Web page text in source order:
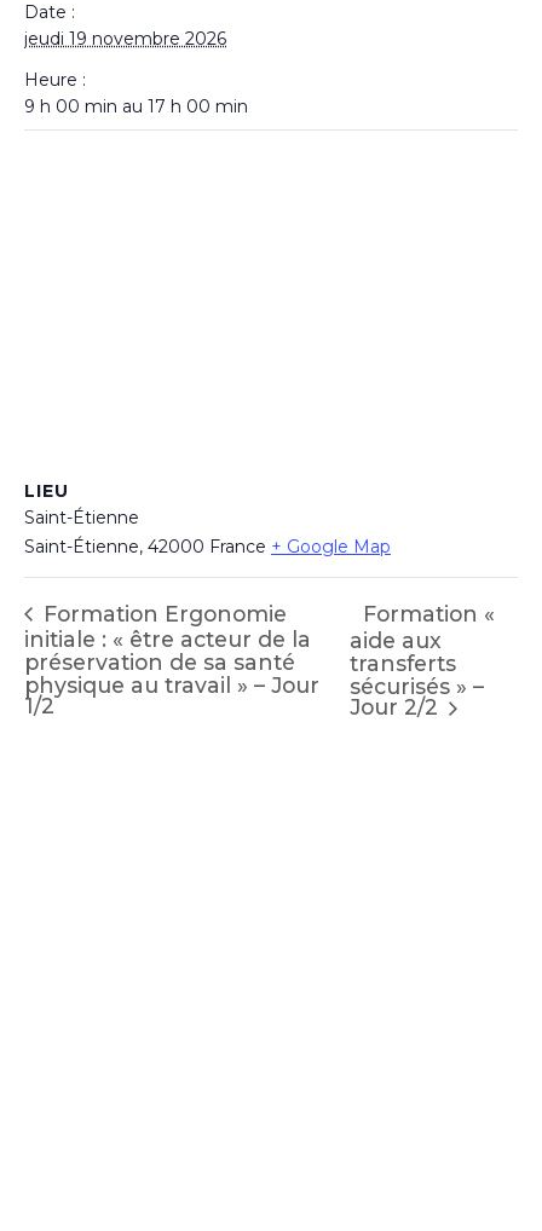
Date :
jeudi 19 novembre 2026
Heure :
9 h 00 min au 17 h 00 min
LIEU
Saint-Étienne
Saint-Étienne, 42000 France + Google Map
Formation Ergonomie
initiale : « être acteur de la
préservation de sa santé
physique au travail » – Jour
1/2
Formation «
aide aux
transferts
sécurisés » –
Jour 2/2